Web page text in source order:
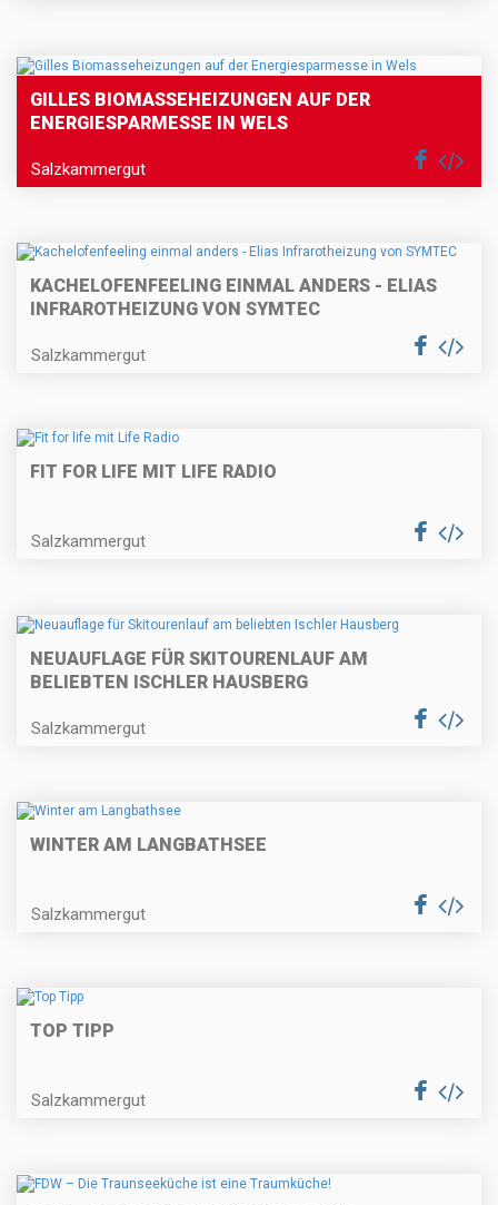
GILLES BIOMASSEHEIZUNGEN AUF DER
ENERGIESPARMESSE IN WELS
Salzkammergut
KACHELOFENFEELING EINMAL ANDERS - ELIAS
INFRAROTHEIZUNG VON SYMTEC
Salzkammergut
FIT FOR LIFE MIT LIFE RADIO
Salzkammergut
NEUAUFLAGE FÜR SKITOURENLAUF AM
BELIEBTEN ISCHLER HAUSBERG
Salzkammergut
WINTER AM LANGBATHSEE
Salzkammergut
TOP TIPP
Salzkammergut